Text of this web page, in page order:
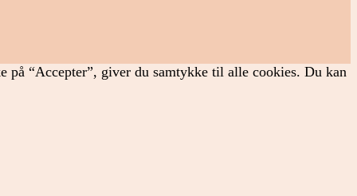
på “Accepter”, giver du samtykke til alle cookies. Du kan